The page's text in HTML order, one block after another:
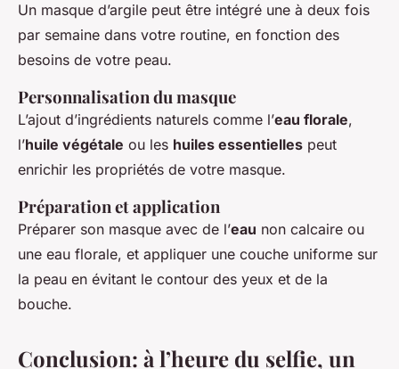
Un masque d’argile peut être intégré une à deux fois
par semaine dans votre routine, en fonction des
besoins de votre peau.
Personnalisation du masque
L’ajout d’ingrédients naturels comme l’eau florale,
l’huile végétale ou les huiles essentielles peut
enrichir les propriétés de votre masque.
Préparation et application
Préparer son masque avec de l’eau non calcaire ou
une eau florale, et appliquer une couche uniforme sur
la peau en évitant le contour des yeux et de la
bouche.
Conclusion: à l’heure du selfie, un